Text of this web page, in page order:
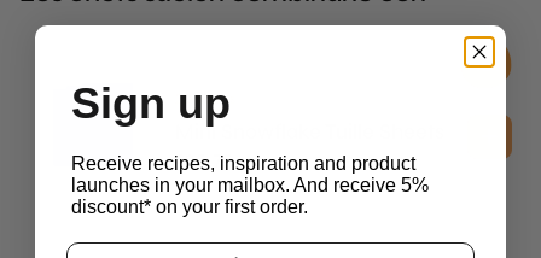
2D Molds
Mini Snowflake Tuille Sheets
£25.75 sin iva
Sign up
Receive recipes, inspiration and product
launches in your mailbox. And receive 5%
discount* on your first order.